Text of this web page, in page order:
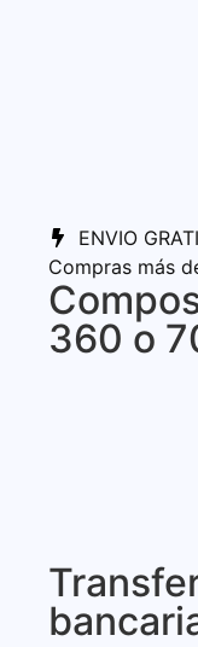
ENVIO
Compras más
360 o